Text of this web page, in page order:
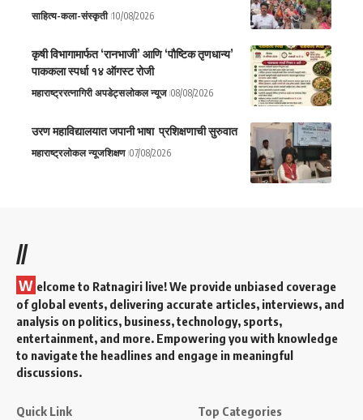
साहित्य-कला-संस्कृती 10/08/2026
कृषी विभागामार्फत ‘रानभाजी’ आणि ‘पौष्टिक तृणधान्य’
पाककला स्पर्धा १४ ऑगस्ट रोजी
महाराष्ट्ररत्नागिरी अपडेट्सलोकल न्यूज 08/08/2026
उरण महाविद्यालयात जपानी भाषा प्रशिक्षणाची सुरुवात
महाराष्ट्रलोकल न्यूजशिक्षण 07/08/2026
//
W elcome to Ratnagiri live! We provide unbiased coverage
of global events, delivering accurate articles, interviews, and
analysis on politics, business, technology, sports,
entertainment, and more. Empowering you with knowledge
to navigate the headlines and engage in meaningful
discussions.
Quick Link Top Categories